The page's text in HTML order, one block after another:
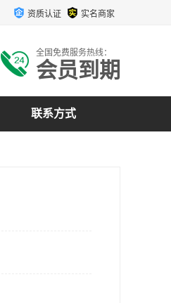
资质认证 实名商家
全国免费服务热线：
会员到期
联系方式